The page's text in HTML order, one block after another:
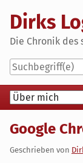
content
Dirks
Die Chronik des
Navigation
Google
Geschrieben von